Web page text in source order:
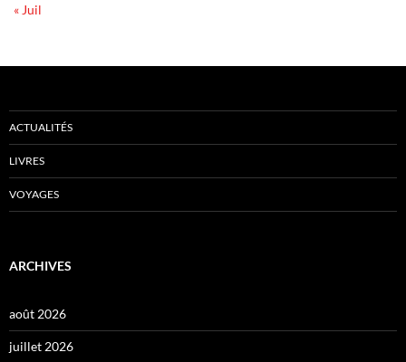
« Juil
ACTUALITÉS
LIVRES
VOYAGES
ARCHIVES
août 2026
juillet 2026